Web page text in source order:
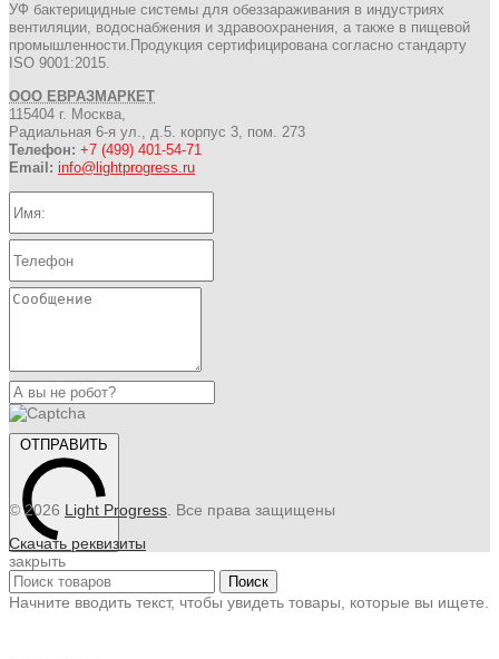
УФ бактерицидные системы для обеззараживания в индустриях
вентиляции, водоснабжения и здравоохранения, а также в пищевой
промышленности.Продукция сертифицирована согласно стандарту
ISO 9001:2015.
ООО ЕВРАЗМАРКЕТ
115404 г. Москва,
Радиальная 6-я ул., д.5. корпус 3, пом. 273
Телефон: +7 (499) 401-54-71
Email: info@lightprogress.ru
ОТПРАВИТЬ
© 2026 Light Progress. Все права защищены
Скачать реквизиты
закрыть
Поиск
Начните вводить текст, чтобы увидеть товары, которые вы ищете.